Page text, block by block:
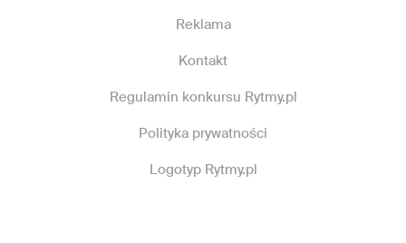
Reklama
Kontakt
Regulamin konkursu Rytmy.pl
Polityka prywatności
Logotyp Rytmy.pl